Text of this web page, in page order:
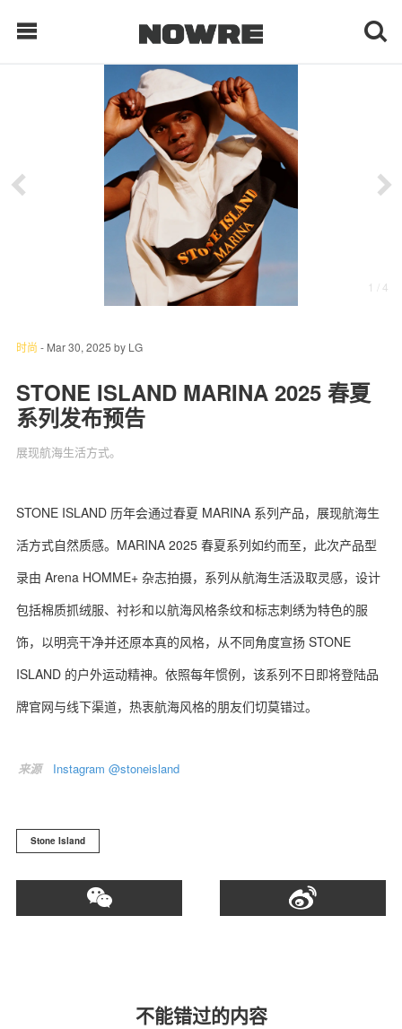
每日鲜榨
现客视点
每日栏目
时 尚
球 鞋
科 技
1 / 4
时尚 - Mar 30, 2025 by LG
STONE ISLAND MARINA 2025 春夏
系列发布预告
展现航海生活方式。
STONE ISLAND 历年会通过春夏 MARINA 系列产品，展现航海生
活方式自然质感。MARINA 2025 春夏系列如约而至，此次产品型
录由 Arena HOMME+ 杂志拍摄，系列从航海生活汲取灵感，设计
包括棉质抓绒服、衬衫和以航海风格条纹和标志刺绣为特色的服
饰，以明亮干净并还原本真的风格，从不同角度宣扬 STONE
ISLAND 的户外运动精神。依照每年惯例，该系列不日即将登陆品
牌官网与线下渠道，热衷航海风格的朋友们切莫错过。
来源 Instagram @stoneisland
Stone Island
不能错过的内容